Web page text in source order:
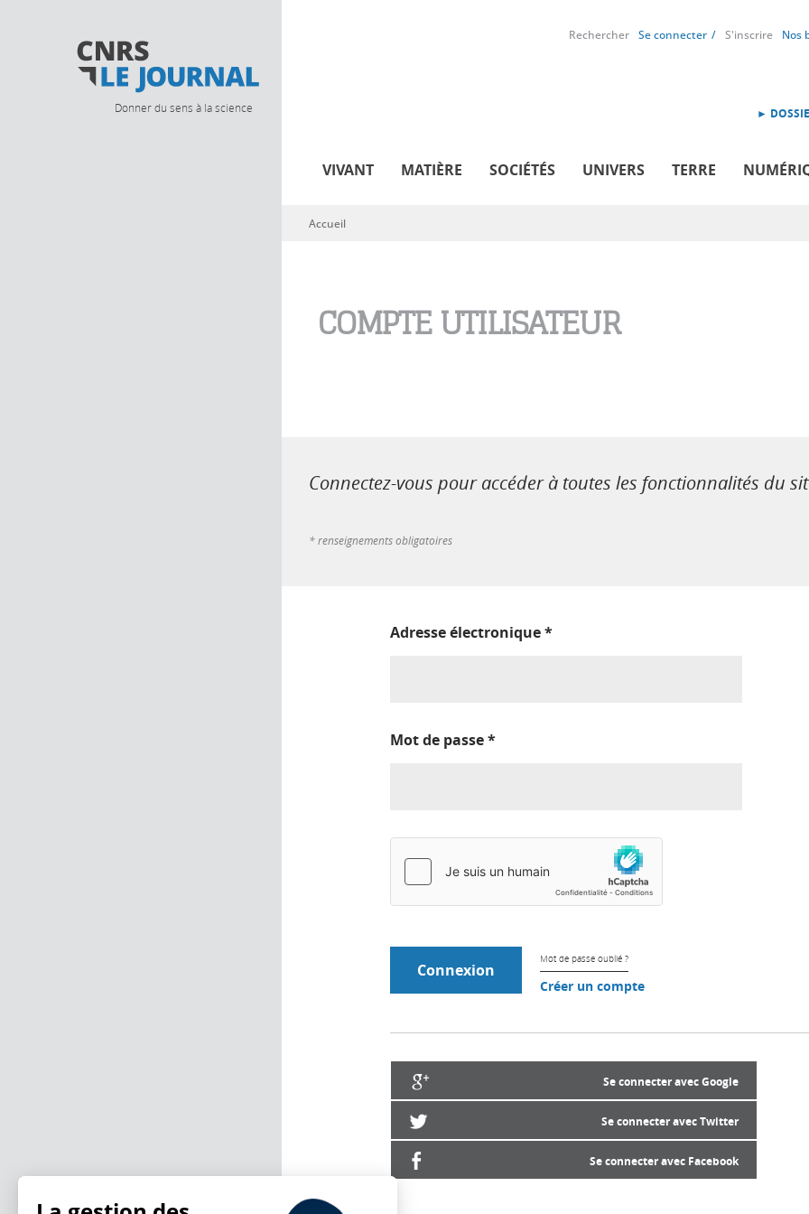
Donner du sens à la science
Rechercher Se connecter S'inscrire Nos
►
VIVANT MATIÈRE SOCIÉTÉS UNIVERS TERRE
Vous êtes ici
Accueil
COMPTE UTILISATEUR
Connectez-vous pour accéder à toutes les fonctionnalités du
* renseignements obligatoires
Adresse électronique*
Mot de passe*
Mot de passe oublié ?
Créer un compte
Se connecter avec Google
Se connecter avec Twitter
Se connecter avec Facebook